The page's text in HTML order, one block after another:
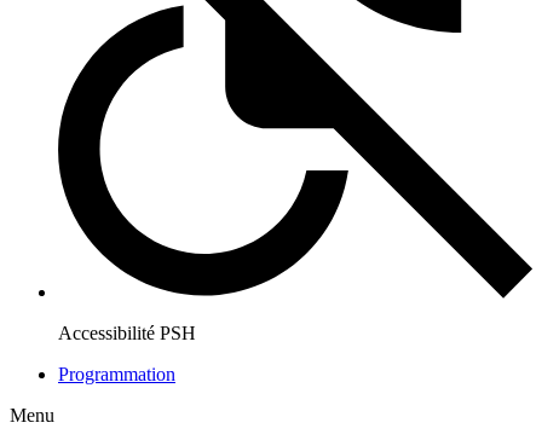
Accessibilité PSH
Programmation
Menu